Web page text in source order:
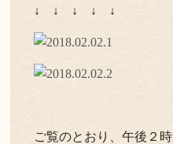
↓ ↓ ↓ ↓ ↓
ご覧のとおり、午後２